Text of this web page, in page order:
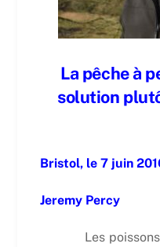
La pêche à
solution
Bristol, le 7 juin
Jeremy Percy
Les poissons